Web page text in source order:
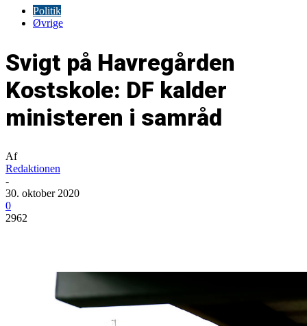
Politik
Øvrige
Svigt på Havregården
Kostskole: DF kalder
ministeren i samråd
Af
Redaktionen
-
30. oktober 2020
0
2962